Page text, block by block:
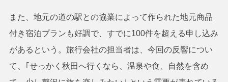
また、地元の道の駅との協業によって作られた地元商品
付き宿泊プランも好調で、すでに100件を超える申し込み
があるという。旅行会社の担当者は、今回の反響につい
て、｢せっかく秋田へ行くなら、温泉や食、自然を含め